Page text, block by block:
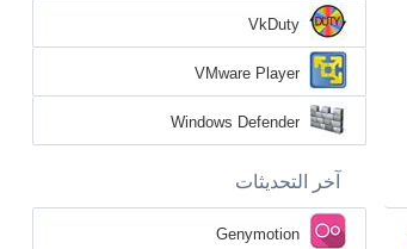
VkDuty
VMware Player
Windows Defender
آخر التحديثات
Genymotion